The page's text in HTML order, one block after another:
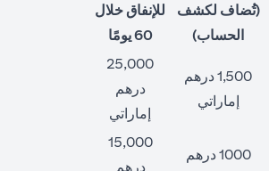
(تُضاف لكشف
الحساب)
للإنفاق خلال
60 يومًا
1,500 درهم
إماراتي
25,000
درهم
إماراتي
1000 درهم
15,000
درهم